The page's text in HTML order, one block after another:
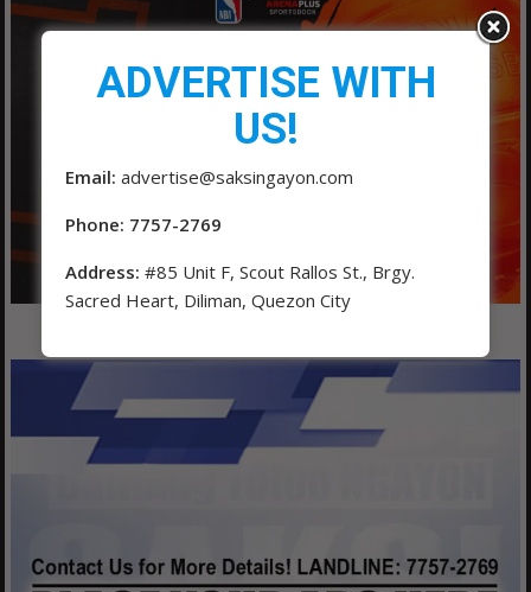
ADVERTISE WITH
US!
Email: advertise@saksingayon.com
Phone: 7757-2769
Address: #85 Unit F, Scout Rallos St., Brgy.
Sacred Heart, Diliman, Quezon City